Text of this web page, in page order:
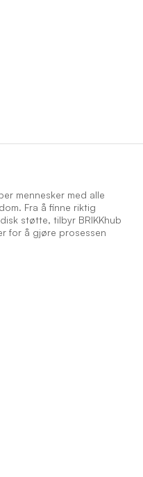
mennesker med alle
Fra å finne riktig
støtte, tilbyr BRIKKhub
for å gjøre prosessen